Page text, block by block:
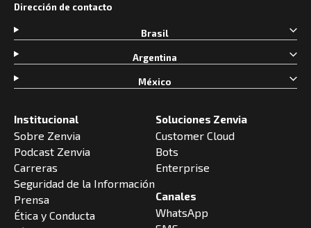
Institucional
Sobre Zenvia
Podcast Zenvia
Carreras
Seguridad de la Información
Prensa
Ética y Conducta
Soluciones Zenvia
Customer Cloud
Bots
Enterprise
Canales
WhatsApp
Dirección de contacto
Brasil
Argentina
México